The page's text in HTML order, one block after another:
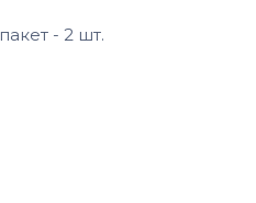
- 2 шт.